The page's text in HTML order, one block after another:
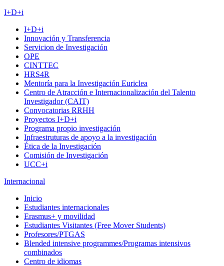
I+D+i
I+D+i
Innovación y Transferencia
Servicion de Investigación
OPE
CINTTEC
HRS4R
Mentoría para la Investigación Euriclea
Centro de Atracción e Internacionalización del Talento
Investigador (CAIT)
Convocatorias RRHH
Proyectos I+D+i
Programa propio investigación
Infraestruturas de apoyo a la investigación
Ética de la Investigación
Comisión de Investigación
UCC+i
Internacional
Inicio
Estudiantes internacionales
Erasmus+ y movilidad
Estudiantes Visitantes (Free Mover Students)
Profesores/PTGAS
Blended intensive programmes/Programas intensivos
combinados
Centro de idiomas